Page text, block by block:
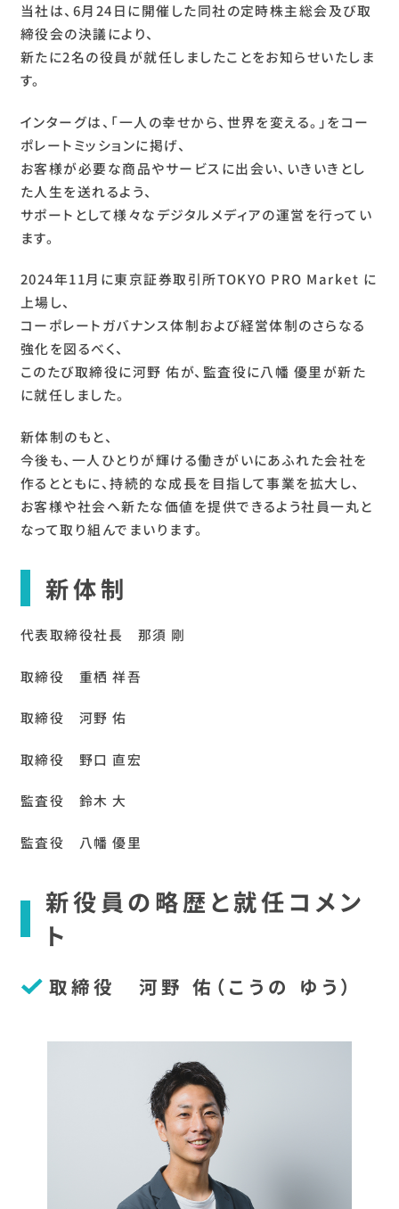
〒106-0032
東京都港区六本木6-2-5
Bizflex六本木8F
TEL03-6435-0595
当社は、6月24日に開催した同社の定時株主総会及び取
締役会の決議により、
新たに2名の役員が就任しましたことをお知らせいたしま
す。
インターグは、「一人の幸せから、世界を変える。」をコー
ポレートミッションに掲げ、
お客様が必要な商品やサービスに出会い、いきいきとし
た人生を送れるよう、
サポートとして様々なデジタルメディアの運営を行ってい
ます。
2024年11月に東京証券取引所TOKYO PRO Market に
上場し、
コーポレートガバナンス体制および経営体制のさらなる
強化を図るべく、
このたび取締役に河野 佑が、監査役に八幡 優里が新た
に就任しました。
新体制のもと、
今後も、一人ひとりが輝ける働きがいにあふれた会社を
作るとともに、持続的な成長を目指して事業を拡大し、
お客様や社会へ新たな価値を提供できるよう社員一丸と
なって取り組んでまいります。
新体制
代表取締役社長 那須 剛
取締役 重栖 祥吾
取締役 河野 佑
取締役 野口 直宏
監査役 鈴木 大
監査役 八幡 優里
新役員の略歴と就任コメン
ト
取締役 河野 佑（こうの ゆう）